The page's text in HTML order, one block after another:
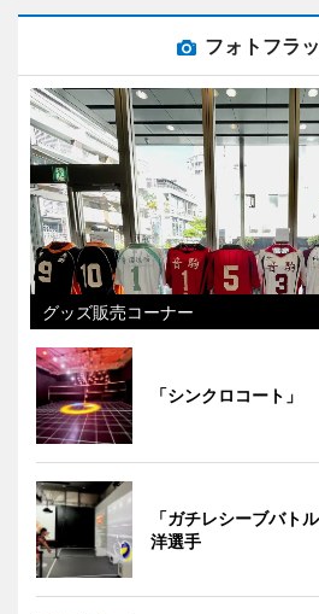
フォトフラ
グッズ販売コーナー
「シンクロコート」
「ガチレシーブバト
洋選手